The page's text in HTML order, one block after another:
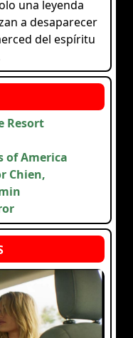
una leyenda
a desaparecer
del espíritu
Resort
of America
Chien,